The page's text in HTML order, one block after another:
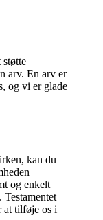
støtte
arv. En arv er
og vi er glade
kan du
og enkelt
Testamentet
at tilføje os i